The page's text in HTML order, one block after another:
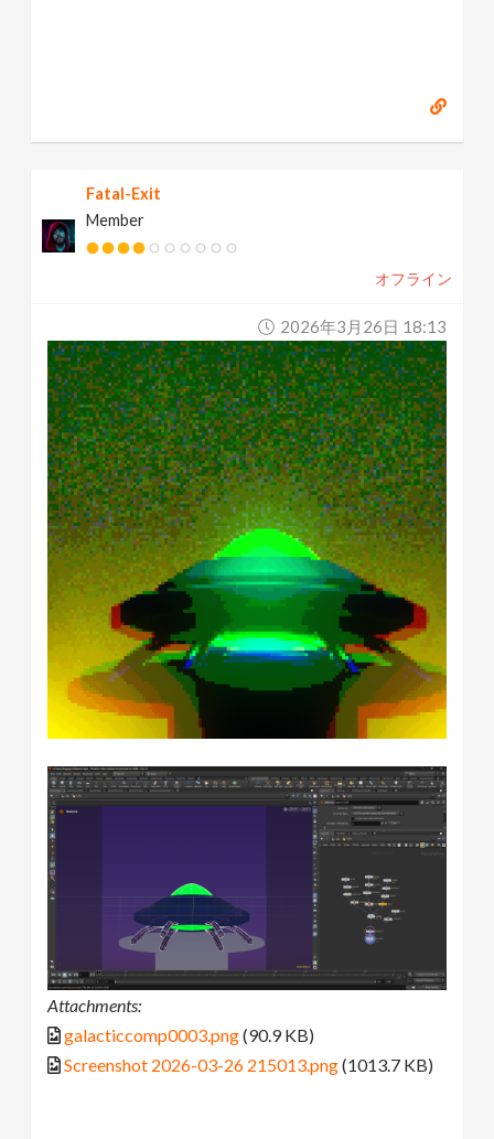
Fatal-Exit
Member
オフライン
2026年3月26日 18:13
Attachments:
galacticcomp0003.png(90.9 KB)
Screenshot 2026-03-26 215013.png(1013.7 KB)